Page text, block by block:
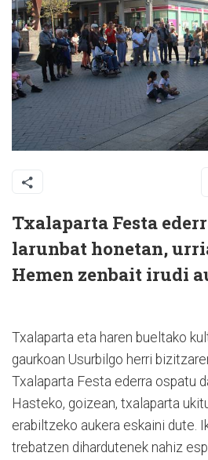
Txalaparta Festa
larunbat honetan,
Hemen zenbait irudi
Txalaparta eta haren bueltako
gaurkoan Usurbilgo herri
Txalaparta Festa ederra ospatu
Hasteko, goizean, txalaparta
erabiltzeko aukera eskaini dute.
trebatzen dihardutenek nahiz